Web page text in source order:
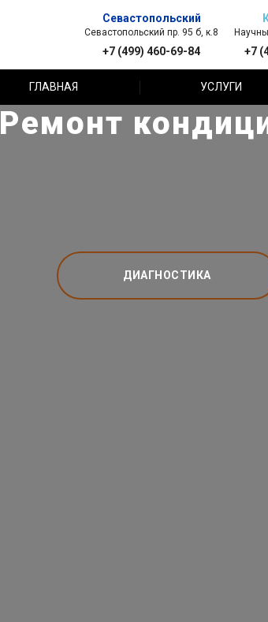
Севастопольский
Севастопольский пр. 95 б, к.8
+7 (499) 460-69-84 +7
ГЛАВНАЯ УСЛУГИ
Ремонт
ДИАГНОСТИКА